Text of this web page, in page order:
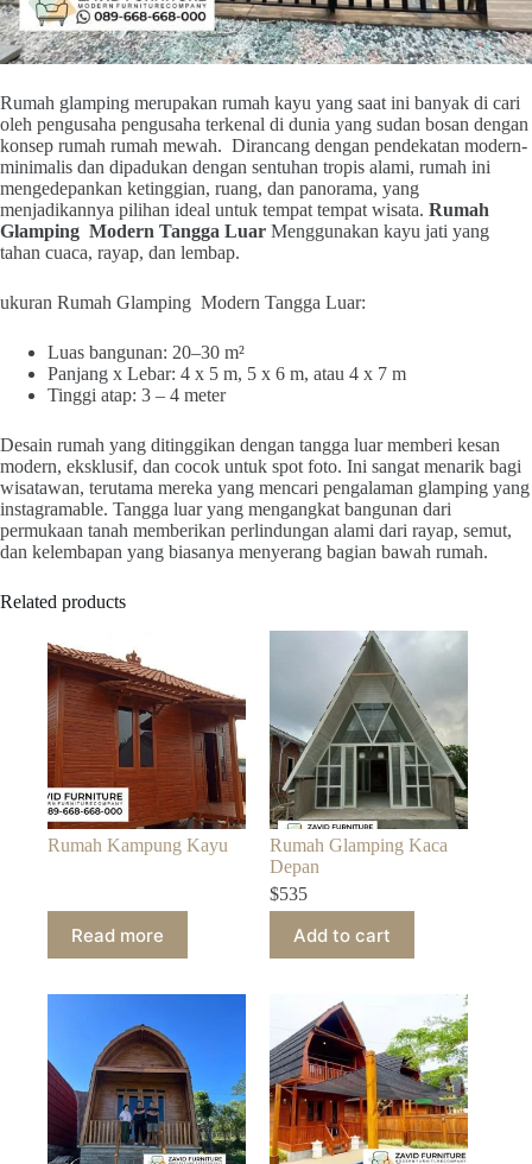
Rumah glamping merupakan rumah kayu yang saat ini banyak di cari
oleh pengusaha pengusaha terkenal di dunia yang sudan bosan dengan
konsep rumah rumah mewah. Dirancang dengan pendekatan modern-
minimalis dan dipadukan dengan sentuhan tropis alami, rumah ini
mengedepankan ketinggian, ruang, dan panorama, yang
menjadikannya pilihan ideal untuk tempat tempat wisata. Rumah
Glamping Modern Tangga Luar Menggunakan kayu jati yang
tahan cuaca, rayap, dan lembap.
ukuran Rumah Glamping Modern Tangga Luar:
Luas bangunan: 20–30 m²
Panjang x Lebar: 4 x 5 m, 5 x 6 m, atau 4 x 7 m
Tinggi atap: 3 – 4 meter
Desain rumah yang ditinggikan dengan tangga luar memberi kesan
modern, eksklusif, dan cocok untuk spot foto. Ini sangat menarik bagi
wisatawan, terutama mereka yang mencari pengalaman glamping yang
instagramable. Tangga luar yang mengangkat bangunan dari
permukaan tanah memberikan perlindungan alami dari rayap, semut,
dan kelembapan yang biasanya menyerang bagian bawah rumah.
Related products
Rumah Kampung Kayu
Read more
Rumah Glamping Kaca
Depan
$535
Add to cart